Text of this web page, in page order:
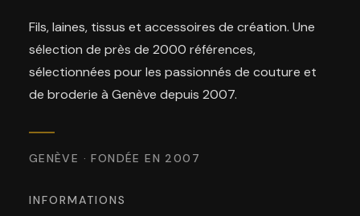
Fils, laines, tissus et accessoires de création. Une
sélection de près de 2000 références,
sélectionnées pour les passionnés de couture et
de broderie à Genève depuis 2007.
GENÈVE · FONDÉE EN 2007
INFORMATIONS